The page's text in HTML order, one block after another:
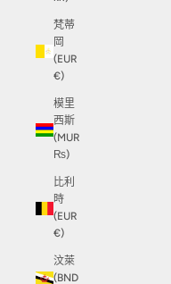
梵蒂
岡
(EUR
€)
模里
西斯
(MUR
₨)
比利
時
(EUR
€)
汶萊
(BND